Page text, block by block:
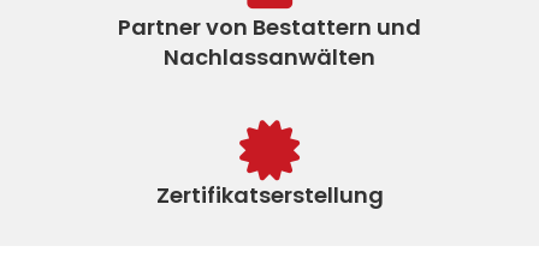
Partner von Bestattern und
Nachlassanwälten
Zertifikatserstellung